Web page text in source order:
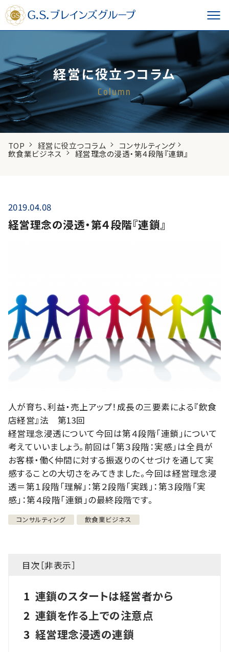
経営に役立つコラム
Column
TOP 経営に役立つコラム コンサルティング
飲食業ビジネス 経営理念の浸透・第４段階『連鎖』
2019.04.08
経営理念の浸透・第４段階『連鎖』
人が育ち、利益・売上アップ！成長の三要素による『飲食
店経営』法 第13回
経営理念浸透について今回は第４段階「連鎖」について
考えていいましょう。前回は「第３段階：実感」は全員が
お客様・働く仲間に対する振返りのくせづけを通して実
感することの大切さをみてきました。今回は経営理念浸
透＝第１段階「理解」：第２段階「実践」：第３段階「実
感」：第４段階「連鎖」の最終段階です。
コンサルティング 飲食業ビジネス
目次［非表示］
1 連鎖のスタートは経営者から
2 連鎖を作る上での注意点
3 経営理念浸透の連鎖